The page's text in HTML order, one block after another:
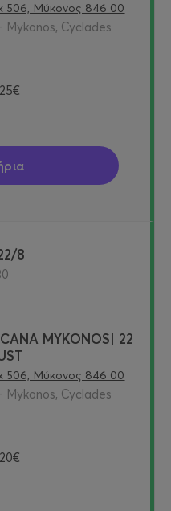
506, Μύκονος 846 00
Mykonos, Cyclades
25€
8
MYKONOS| 22
506, Μύκονος 846 00
Mykonos, Cyclades
20€